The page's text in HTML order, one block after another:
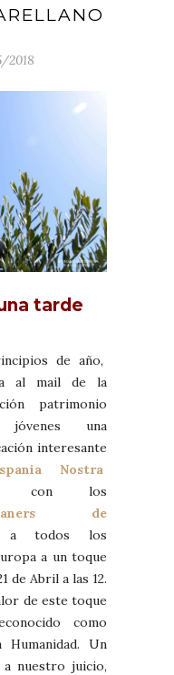
2018
tarde
de año,
al mail de la
patrimonio
jóvenes una
interesante
Nostra
con los
de
a todos los
a un toque
de Abril a las 12.
de este toque
como
Un
nuestro juicio,